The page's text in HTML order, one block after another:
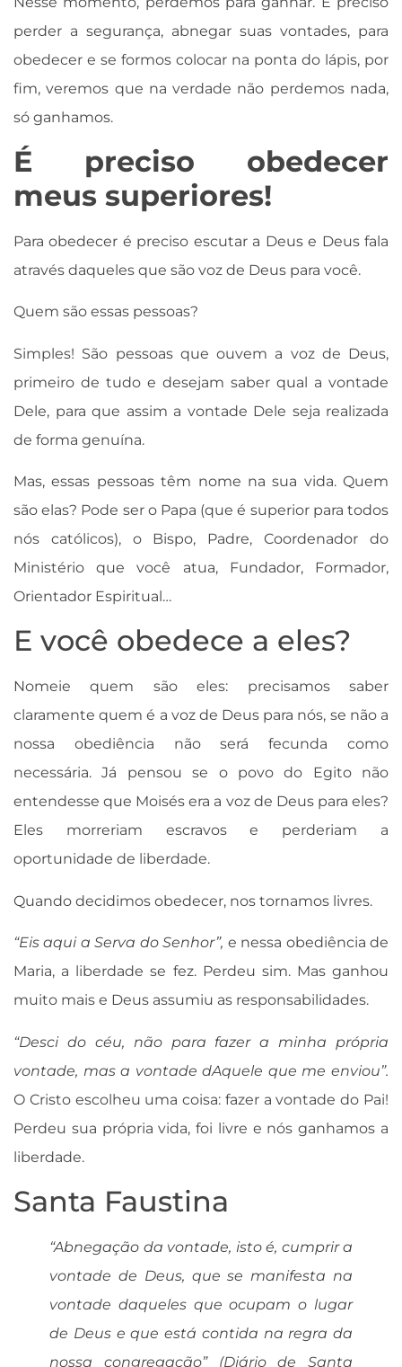
perder a segurança, abnegar suas vontades, para
obedecer e se formos colocar na ponta do lápis, por
fim, veremos que na verdade não perdemos nada,
só ganhamos.
É preciso obedecer
meus superiores!
Para obedecer é preciso escutar a Deus e Deus fala
através daqueles que são voz de Deus para você.
Quem são essas pessoas?
Simples! São pessoas que ouvem a voz de Deus,
primeiro de tudo e desejam saber qual a vontade
Dele, para que assim a vontade Dele seja realizada
de forma genuína.
Mas, essas pessoas têm nome na sua vida. Quem
são elas? Pode ser o Papa (que é superior para todos
nós católicos), o Bispo, Padre, Coordenador do
Ministério que você atua, Fundador, Formador,
Orientador Espiritual…
E você obedece a eles?
Nomeie quem são eles: precisamos saber
claramente quem é a voz de Deus para nós, se não a
nossa obediência não será fecunda como
necessária. Já pensou se o povo do Egito não
entendesse que Moisés era a voz de Deus para eles?
Eles morreriam escravos e perderiam a
oportunidade de liberdade.
Quando decidimos obedecer, nos tornamos livres.
“Eis aqui a Serva do Senhor”, e nessa obediência de
Maria, a liberdade se fez. Perdeu sim. Mas ganhou
muito mais e Deus assumiu as responsabilidades.
“Desci do céu, não para fazer a minha própria
vontade, mas a vontade dAquele que me enviou”.
O Cristo escolheu uma coisa: fazer a vontade do Pai!
Perdeu sua própria vida, foi livre e nós ganhamos a
liberdade.
Santa Faustina
“Abnegação da vontade, isto é, cumprir a
vontade de Deus, que se manifesta na
vontade daqueles que ocupam o lugar
de Deus e que está contida na regra da
nossa congregação” (Diário de Santa